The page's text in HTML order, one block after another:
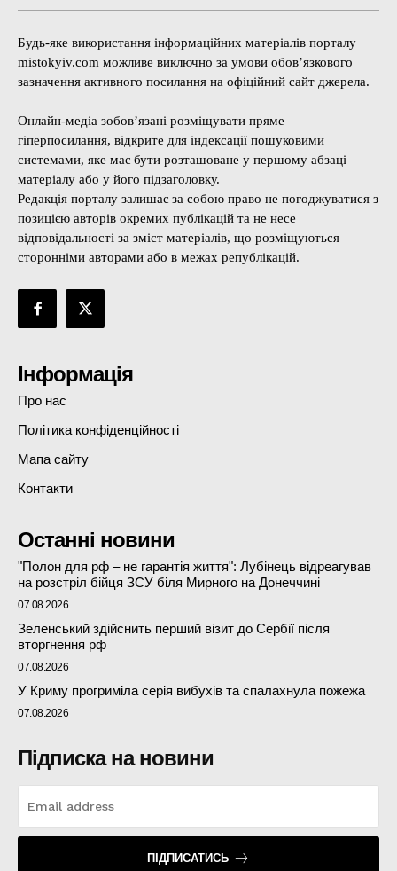
Будь-яке використання інформаційних матеріалів порталу
mistokyiv.com можливе виключно за умови обов’язкового
зазначення активного посилання на офіційний сайт джерела.
Онлайн-медіа зобов’язані розміщувати пряме
гіперпосилання, відкрите для індексації пошуковими
системами, яке має бути розташоване у першому абзаці
матеріалу або у його підзаголовку.
Редакція порталу залишає за собою право не погоджуватися з
позицією авторів окремих публікацій та не несе
відповідальності за зміст матеріалів, що розміщуються
сторонніми авторами або в межах републікацій.
Інформація
Про нас
Політика конфіденційності
Мапа сайту
Контакти
Останні новини
"Полон для рф – не гарантія життя": Лубінець відреагував
на розстріл бійця ЗСУ біля Мирного на Донеччині
07.08.2026
Зеленський здійснить перший візит до Сербії після
вторгнення рф
07.08.2026
У Криму прогриміла серія вибухів та спалахнула пожежа
07.08.2026
Підписка на новини
ПІДПИСАТИСЬ